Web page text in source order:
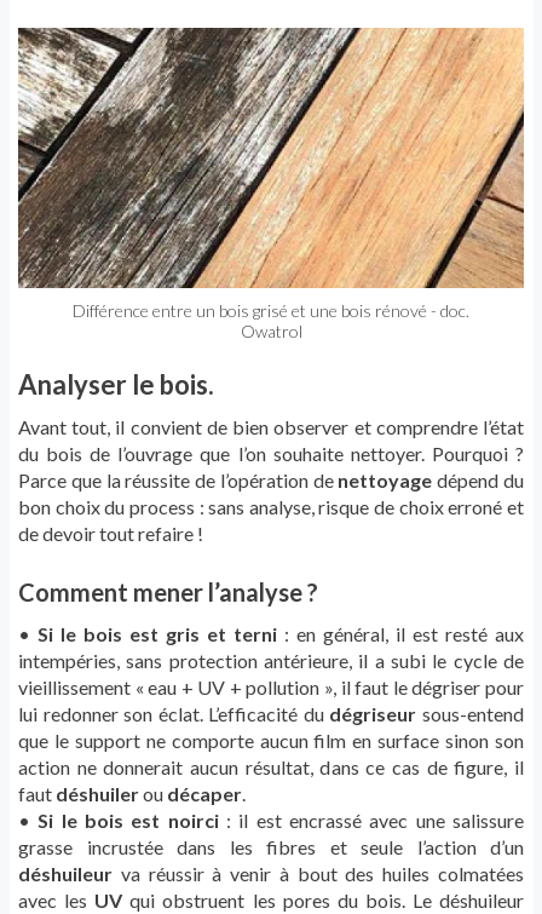
Différence entre un bois grisé et une bois rénové - doc.
Owatrol
Analyser le bois.
Avant tout, il convient de bien observer et comprendre l’état
du bois de l’ouvrage que l’on souhaite nettoyer. Pourquoi ?
Parce que la réussite de l’opération de nettoyage dépend du
bon choix du process : sans analyse, risque de choix erroné et
de devoir tout refaire !
Comment mener l’analyse ?
• Si le bois est gris et terni : en général, il est resté aux
intempéries, sans protection antérieure, il a subi le cycle de
vieillissement « eau + UV + pollution », il faut le dégriser pour
lui redonner son éclat. L’efficacité du dégriseur sous-entend
que le support ne comporte aucun film en surface sinon son
action ne donnerait aucun résultat, dans ce cas de figure, il
faut déshuilerou décaper.
• Si le bois est noirci: il est encrassé avec une salissure
grasse incrustée dans les fibres et seule l’action d’un
déshuileur va réussir à venir à bout des huiles colmatées
avec les UV qui obstruent les pores du bois. Le déshuileur